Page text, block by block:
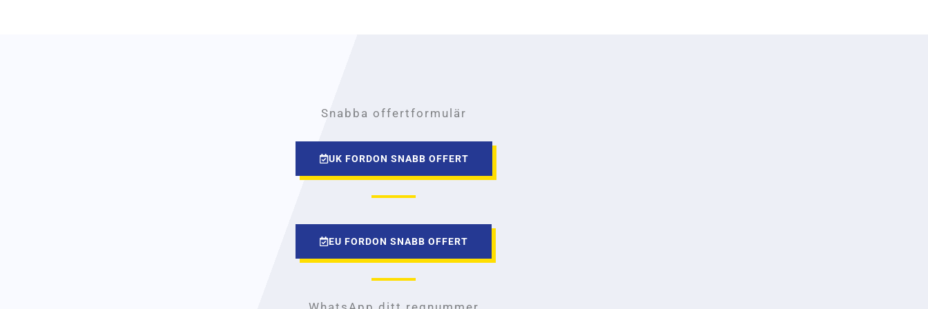
Snabba offertformulär
UK FORDON SNABB OFFERT
EU FORDON SNABB OFFERT